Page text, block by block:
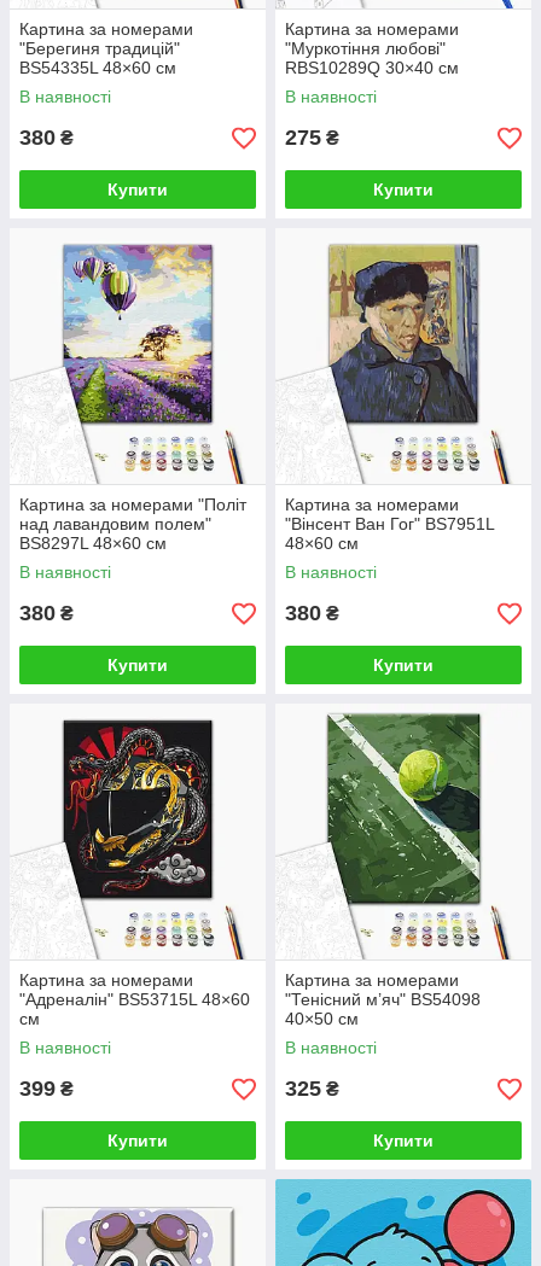
до створення власного маленького шедевра.
Картина за номерами
"Берегиня традицій"
BS54335L 48×60 см
В наявності
380 ₴
Купити
Картина за номерами
"Муркотіння любові"
RBS10289Q 30×40 см
В наявності
275 ₴
Купити
Картина за номерами "Політ
над лавандовим полем"
BS8297L 48×60 см
В наявності
380 ₴
Купити
Картина за номерами
"Вінсент Ван Гог" BS7951L
48×60 см
В наявності
380 ₴
Купити
Картина за номерами
"Адреналін" BS53715L 48×60
см
В наявності
399 ₴
Купити
Картина за номерами
"Тенісний м’яч" BS54098
40×50 см
В наявності
325 ₴
Купити